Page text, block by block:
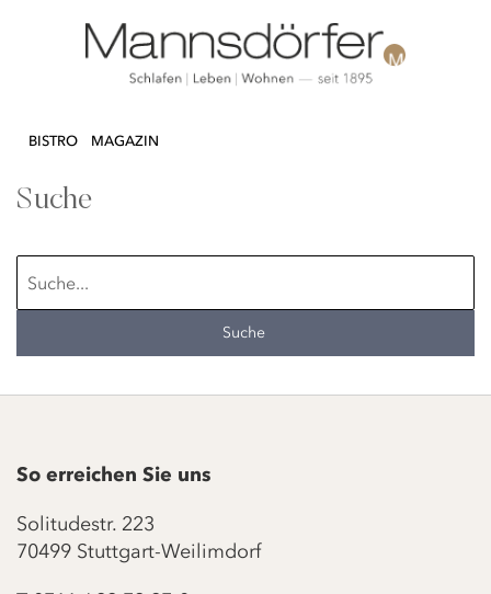
zum
BISTRO MAGAZIN
Suche
Suche
So erreichen Sie uns
Solitudestr. 223
70499 Stuttgart-Weilimdorf